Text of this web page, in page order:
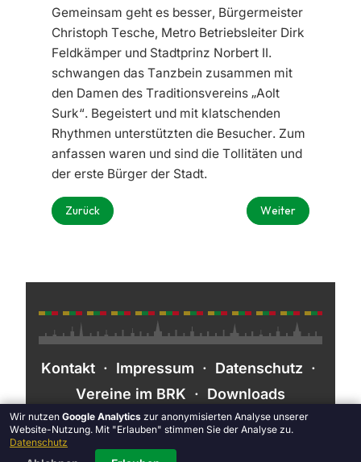
Wir nutzen Google Analytics zur anonymisierten Analyse unserer
Website-Nutzung. Mit "Erlauben" stimmen Sie der Analyse zu.
Datenschutz
Gemeinsam geht es besser, Bürgermeister
Christoph Tesche, Metro Betriebsleiter Dirk
Feldkämper und Stadtprinz Norbert II.
schwangen das Tanzbein zusammen mit
den Damen des Traditionsvereins „Aolt
Surk“. Begeistert und mit klatschenden
Rhythmen unterstützten die Besucher. Zum
anfassen waren und sind die Tollitäten und
der erste Bürger der Stadt.
Vorheriger Beitrag: Holti Holau – Aula der Realschule
Zurück Nächster Beitrag:
Weiter
Kontakt · Impressum · Datenschutz ·
Vereine im BRK · Downloads